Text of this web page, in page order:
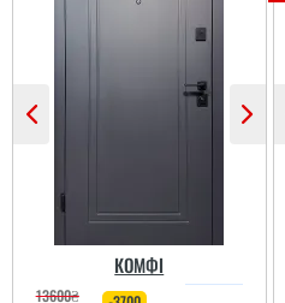
КОМФІ
13600₴